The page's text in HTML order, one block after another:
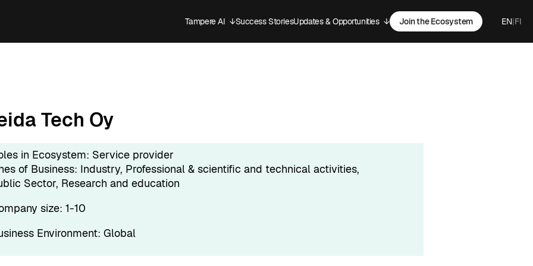
Tampere AI ↓Success StoriesUpdates & Opportunities ↓
Open sub-menu
Join the Ecosystem EN|FI
Tech Oy
in Ecosystem: Service provider
of Business: Industry, Professional & scientific and technical activities
Sector, Research and education
size: 1-10
Environment: Global